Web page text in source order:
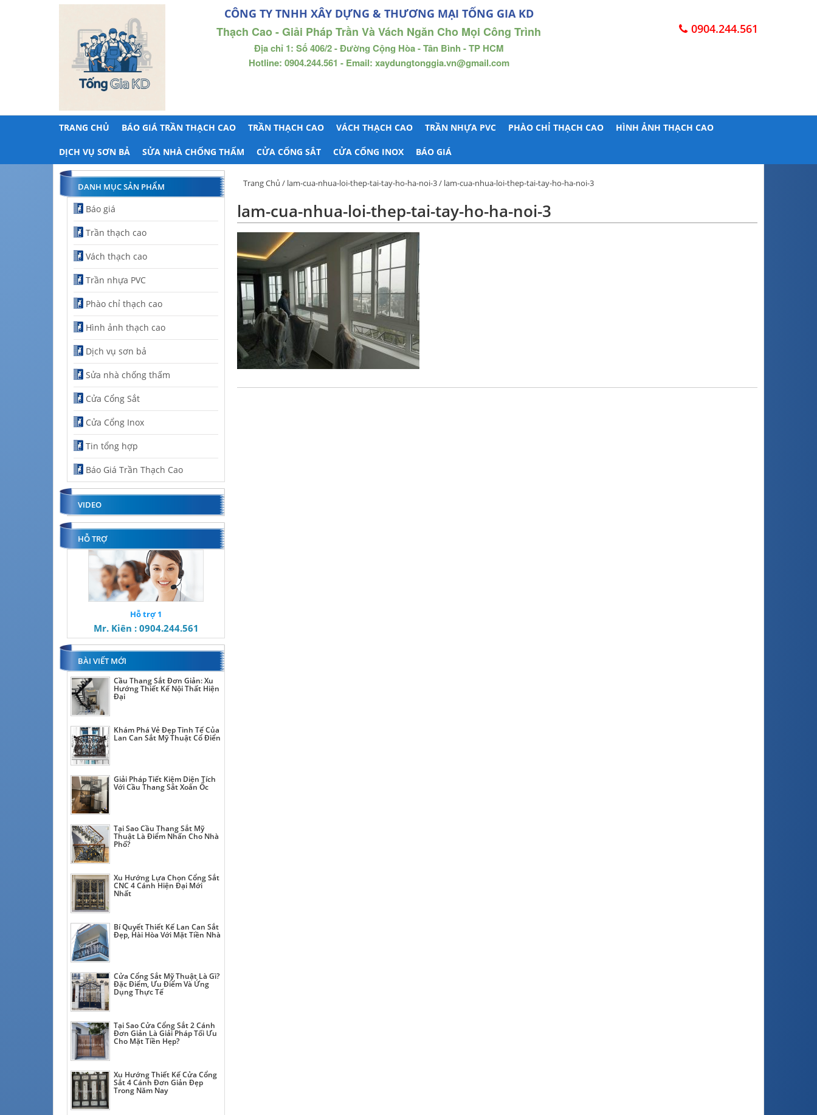
CÔNG TY TNHH XÂY DỰNG & THƯƠNG MẠI TỐNG GIA KD
Thạch Cao - Giải Pháp Trần Và Vách Ngăn Cho Mọi Công Trình
Địa chỉ 1: Số 406/2 - Đường Cộng Hòa - Tân Bình - TP HCM
Hotline: 0904.244.561 - Email: xaydungtonggia.vn@gmail.com
0904.244.561
TRANG CHỦ BÁO GIÁ TRẦN THẠCH CAO TRẦN THẠCH CAO VÁCH THẠCH CAO TRẦN NHỰA PVC PHÀO CHỈ THẠCH CAO HÌNH ẢNH THẠCH CAO
DỊCH VỤ SƠN BẢ SỬA NHÀ CHỐNG THẤM CỬA CỔNG SẮT CỬA CỔNG INOX BÁO GIÁ
Trang Chủ / lam-cua-nhua-loi-thep-tai-tay-ho-ha-noi-3/ lam-cua-nhua-loi-thep-tai-tay-ho-ha-noi-3
lam-cua-nhua-loi-thep-tai-tay-ho-ha-noi-3
DANH MỤC SẢN PHẨM
Báo giá
Trần thạch cao
Vách thạch cao
Trần nhựa PVC
Phào chỉ thạch cao
Hình ảnh thạch cao
Dịch vụ sơn bả
Sửa nhà chống thấm
Cửa Cổng Sắt
Cửa Cổng Inox
Tin tổng hợp
Báo Giá Trần Thạch Cao
VIDEO
HỖ TRỢ
Hỗ trợ 1
Mr. Kiên : 0904.244.561
BÀI VIẾT MỚI
Cầu Thang Sắt Đơn Giản: Xu
Hướng Thiết Kế Nội Thất Hiện
Đại
Khám Phá Vẻ Đẹp Tinh Tế Của
Lan Can Sắt Mỹ Thuật Cổ Điển
Giải Pháp Tiết Kiệm Diện Tích
Với Cầu Thang Sắt Xoắn Ốc
Tại Sao Cầu Thang Sắt Mỹ
Thuật Là Điểm Nhấn Cho Nhà
Phố?
Xu Hướng Lựa Chọn Cổng Sắt
CNC 4 Cánh Hiện Đại Mới
Nhất
Bí Quyết Thiết Kế Lan Can Sắt
Đẹp, Hài Hòa Với Mặt Tiền Nhà
Cửa Cổng Sắt Mỹ Thuật Là Gì?
Đặc Điểm, Ưu Điểm Và Ứng
Dụng Thực Tế
Tại Sao Cửa Cổng Sắt 2 Cánh
Đơn Giản Là Giải Pháp Tối Ưu
Cho Mặt Tiền Hẹp?
Xu Hướng Thiết Kế Cửa Cổng
Sắt 4 Cánh Đơn Giản Đẹp
Trong Năm Nay